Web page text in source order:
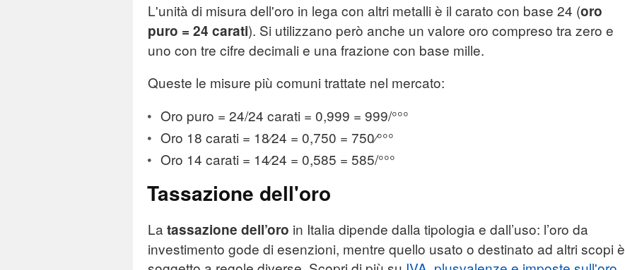
L'unità di misura dell'oro in lega con altri metalli è il carato con base 24 (oro
puro = 24 carati). Si utilizzano però anche un valore oro compreso tra zero e
uno con tre cifre decimali e una frazione con base mille.
Queste le misure più comuni trattate nel mercato:
Oro puro = 24/24 carati = 0,999 = 999/°°°
Oro 18 carati = 18⁄24 = 0,750 = 750⁄°°°
Oro 14 carati = 14⁄24 = 0,585 = 585/°°°
Tassazione dell'oro
La tassazione dell’oro in Italia dipende dalla tipologia e dall’uso: l’oro da
investimento gode di esenzioni, mentre quello usato o destinato ad altri scopi è